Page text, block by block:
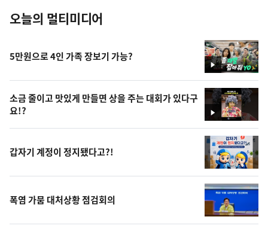
오늘의 멀티미디어
영
상
5만원으로 4인 가족 장보기 가능?
영
상
소금 줄이고 맛있게 만들면 상을 주는 대회가 있다구
요!?
갑자기 계정이 정지됐다고?!
폭염 가뭄 대처상황 점검회의